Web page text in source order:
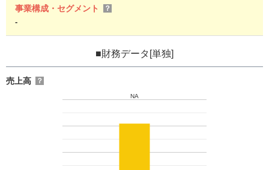
事業構成・セグメント ？
-
■財務データ[単独]
売上高 ？
NA